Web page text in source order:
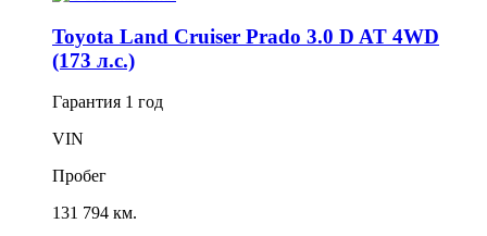
Toyota Land Cruiser Prado 3.0 D AT 4WD
(173 л.с.)
Гарантия 1 год
VIN
Пробег
131 794 км.